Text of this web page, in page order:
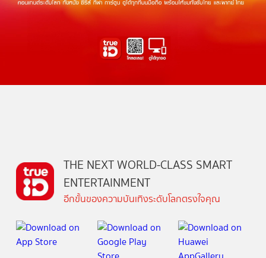
THE NEXT WORLD-CLASS SMART
ENTERTAINMENT
อีกขั้นของความบันเทิงระดับโลกตรงใจคุณ